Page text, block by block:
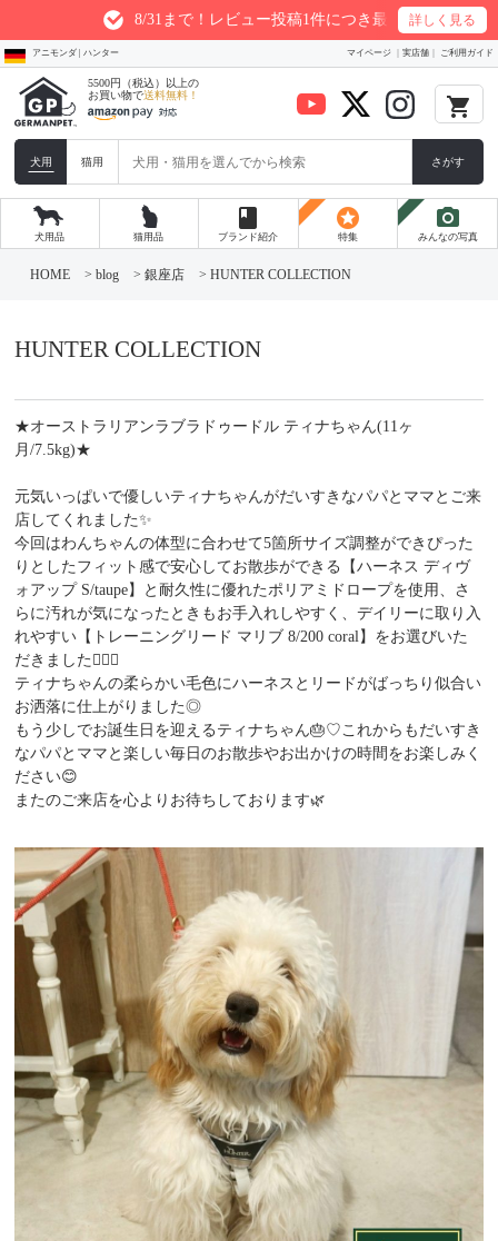
8/31まで！レビュー投稿1件につき最大200ptプレゼント
詳しく見る
アニモンダ | ハンター マイページ 実店舗 ご利用ガイド
5500円（税込）以上の
お買い物で送料無料！ local_grocery_store
犬用 猫用 さがす
犬用品 猫用品
book
ブランド紹介
stars
特集
photo_camera
みんなの写真
へ
ス
プ
HOME > blog > 銀座店 > HUNTER COLLECTION
HUNTER COLLECTION
★オーストラリアンラブラドゥードル ティナちゃん(11ヶ
月/7.5kg)★
元気いっぱいで優しいティナちゃんがだいすきなパパとママとご来
店してくれました✨️
今回はわんちゃんの体型に合わせて5箇所サイズ調整ができぴった
りとしたフィット感で安心してお散歩ができる【ハーネス ディヴ
ォアップ S/taupe】と耐久性に優れたポリアミドロープを使用、さ
らに汚れが気になったときもお手入れしやすく、デイリーに取り入
れやすい【トレーニングリード マリブ 8/200 coral】をお選びいた
だきました🐕‍🦺🐾
ティナちゃんの柔らかい毛色にハーネスとリードがばっちり似合い
お洒落に仕上がりました◎
もう少しでお誕生日を迎えるティナちゃん🎂♡これからもだいすき
なパパとママと楽しい毎日のお散歩やお出かけの時間をお楽しみく
ださい😊
またのご来店を心よりお待ちしております🌿